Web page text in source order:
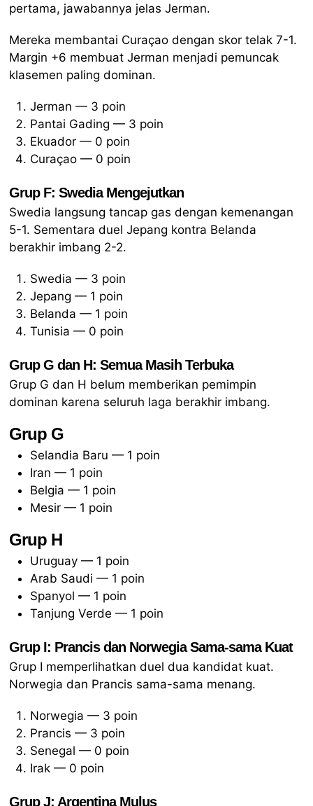
pertama, jawabannya jelas Jerman.
Mereka membantai Curaçao dengan skor telak 7-1.
Margin +6 membuat Jerman menjadi pemuncak
klasemen paling dominan.
Jerman — 3 poin
Pantai Gading — 3 poin
Ekuador — 0 poin
Curaçao — 0 poin
Grup F: Swedia Mengejutkan
Swedia langsung tancap gas dengan kemenangan
5-1. Sementara duel Jepang kontra Belanda
berakhir imbang 2-2.
Swedia — 3 poin
Jepang — 1 poin
Belanda — 1 poin
Tunisia — 0 poin
Grup G dan H: Semua Masih Terbuka
Grup G dan H belum memberikan pemimpin
dominan karena seluruh laga berakhir imbang.
Grup G
Selandia Baru — 1 poin
Iran — 1 poin
Belgia — 1 poin
Mesir — 1 poin
Grup H
Uruguay — 1 poin
Arab Saudi — 1 poin
Spanyol — 1 poin
Tanjung Verde — 1 poin
Grup I: Prancis dan Norwegia Sama-sama Kuat
Grup I memperlihatkan duel dua kandidat kuat.
Norwegia dan Prancis sama-sama menang.
Norwegia — 3 poin
Prancis — 3 poin
Senegal — 0 poin
Irak — 0 poin
Grup J: Argentina Mulus